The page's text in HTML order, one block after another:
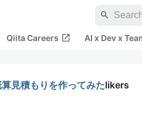
search
Qiita Careers open_in_new AI x Dev x
見積もりを作ってみたlikers